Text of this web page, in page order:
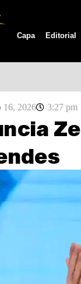
Capa Editorial
16, 2026 3:27 pm